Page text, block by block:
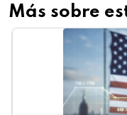
Más sobre